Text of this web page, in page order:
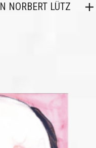
NORBERT LÜTZ